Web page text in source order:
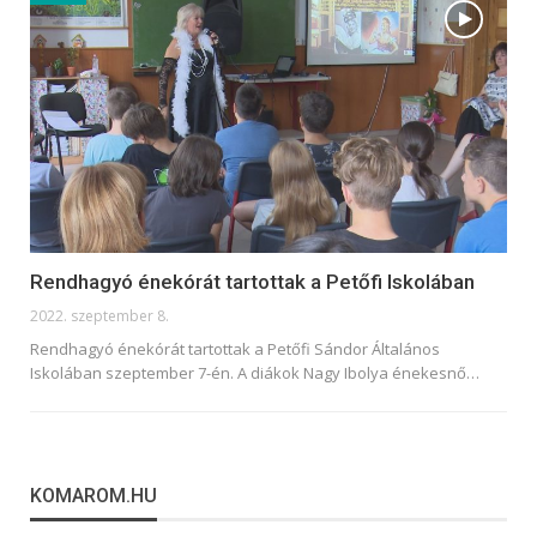
Rendhagyó énekórát tartottak a Petőfi Iskolában
2022. szeptember 8.
Rendhagyó énekórát tartottak a Petőfi Sándor Általános
Iskolában szeptember 7-én. A diákok Nagy Ibolya énekesnő…
KOMAROM.HU